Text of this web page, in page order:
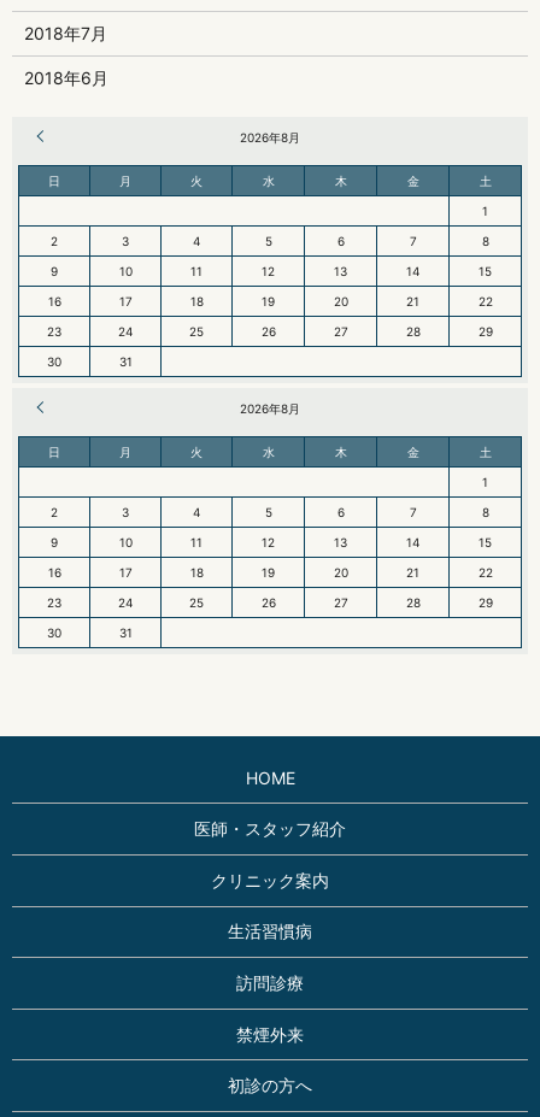
2018年7月
2018年6月
2026年8月
日 月 火 水 木 金 土
1
2 3 4 5 6 7 8
9 10 11 12 13 14 15
16 17 18 19 20 21 22
23 24 25 26 27 28 29
30 31
2026年8月
日 月 火 水 木 金 土
1
2 3 4 5 6 7 8
9 10 11 12 13 14 15
16 17 18 19 20 21 22
23 24 25 26 27 28 29
30 31
HOME
医師・スタッフ紹介
クリニック案内
生活習慣病
訪問診療
禁煙外来
初診の方へ